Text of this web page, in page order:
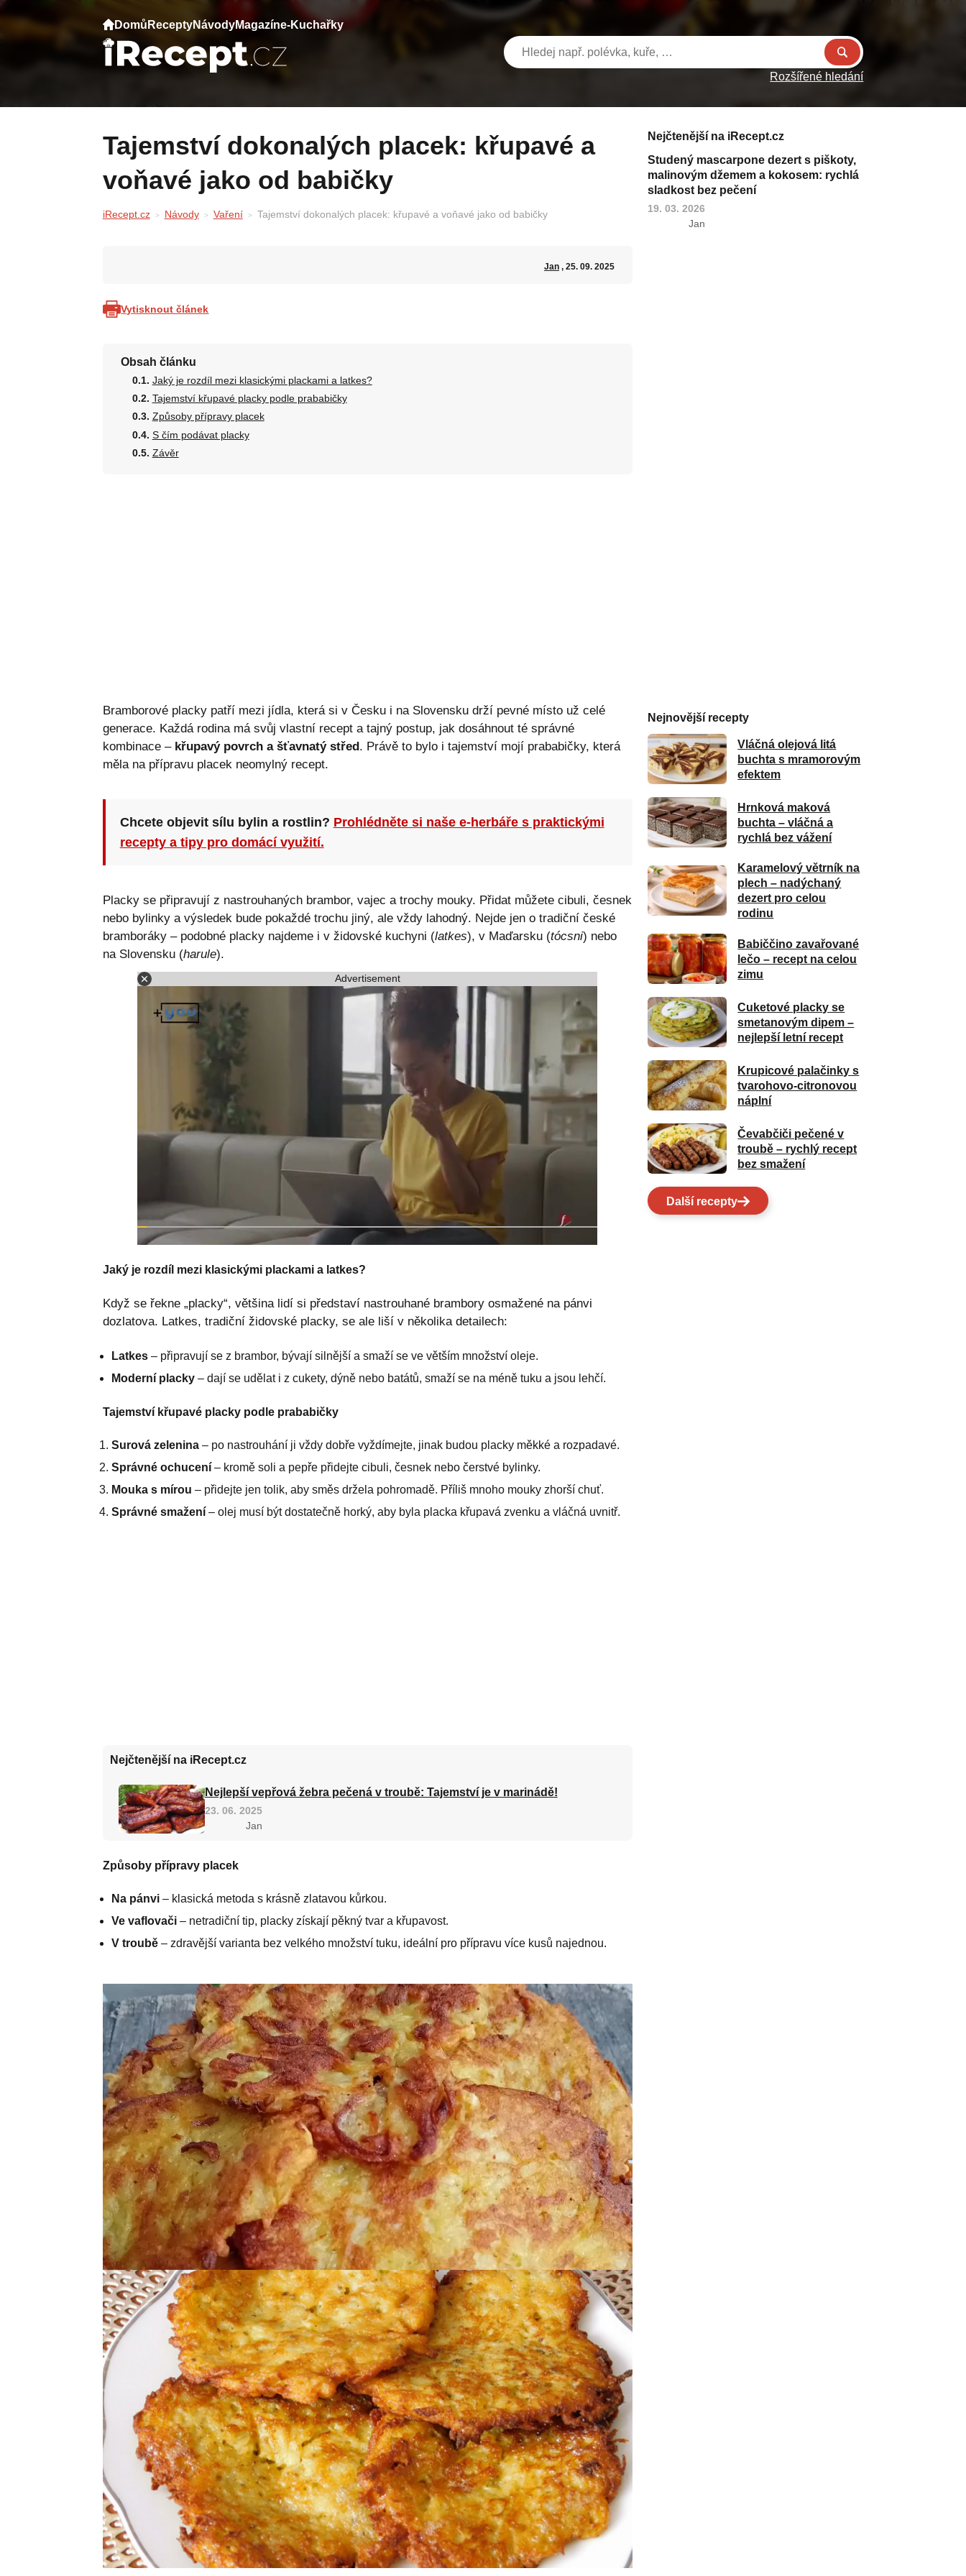
Domů ReceptyNávodyMagazíne-Kuchařky
Rozšířené hledání
Tajemství dokonalých placek: křupavé a
voňavé jako od babičky
iRecept.cz Návody Vaření Tajemství dokonalých placek: křupavé a voňavé jako od babičky
Jan, 25. 09. 2025
Vytisknout článek
Obsah článku
Jaký je rozdíl mezi klasickými plackami a latkes?
Tajemství křupavé placky podle prababičky
Způsoby přípravy placek
S čím podávat placky
Závěr
Bramborové placky patří mezi jídla, která si v Česku i na Slovensku drží pevné místo už celé
generace. Každá rodina má svůj vlastní recept a tajný postup, jak dosáhnout té správné
kombinace – křupavý povrch a šťavnatý střed. Právě to bylo i tajemství mojí prababičky, která
měla na přípravu placek neomylný recept.
Chcete objevit sílu bylin a rostlin? Prohlédněte si naše e-herbáře s praktickými
recepty a tipy pro domácí využití.
Placky se připravují z nastrouhaných brambor, vajec a trochy mouky. Přidat můžete cibuli, česnek
nebo bylinky a výsledek bude pokaždé trochu jiný, ale vždy lahodný. Nejde jen o tradiční české
bramboráky – podobné placky najdeme i v židovské kuchyni (latkes), v Maďarsku (tócsni) nebo
na Slovensku (harule).
Advertisement
Jaký je rozdíl mezi klasickými plackami a latkes?
Když se řekne „placky“, většina lidí si představí nastrouhané brambory osmažené na pánvi
dozlatova. Latkes, tradiční židovské placky, se ale liší v několika detailech:
Latkes– připravují se z brambor, bývají silnější a smaží se ve větším množství oleje.
Moderní placky– dají se udělat i z cukety, dýně nebo batátů, smaží se na méně tuku a jsou lehčí.
Tajemství křupavé placky podle prababičky
Surová zelenina– po nastrouhání ji vždy dobře vyždímejte, jinak budou placky měkké a rozpadavé.
Správné ochucení– kromě soli a pepře přidejte cibuli, česnek nebo čerstvé bylinky.
Mouka s mírou – přidejte jen tolik, aby směs držela pohromadě. Příliš mnoho mouky zhorší chuť.
Správné smažení– olej musí být dostatečně horký, aby byla placka křupavá zvenku a vláčná uvnitř.
Nejčtenější na iRecept.cz
Nejlepší vepřová žebra pečená v troubě: Tajemství je v marinádě!
23. 06. 2025
Jan
Způsoby přípravy placek
Na pánvi– klasická metoda s krásně zlatavou kůrkou.
Ve vaflovači– netradiční tip, placky získají pěkný tvar a křupavost.
V troubě– zdravější varianta bez velkého množství tuku, ideální pro přípravu více kusů najednou.
Nejčtenější na iRecept.cz
Studený mascarpone dezert s piškoty,
malinovým džemem a kokosem: rychlá
sladkost bez pečení
19. 03. 2026
Jan
Nejnovější recepty
Vláčná olejová litá
buchta s mramorovým
efektem
Hrnková maková
buchta – vláčná a
rychlá bez vážení
Karamelový větrník na
plech – nadýchaný
dezert pro celou
rodinu
Babiččino zavařované
lečo – recept na celou
zimu
Cuketové placky se
smetanovým dipem –
nejlepší letní recept
Krupicové palačinky s
tvarohovo-citronovou
náplní
Čevabčiči pečené v
troubě – rychlý recept
bez smažení
Další recepty